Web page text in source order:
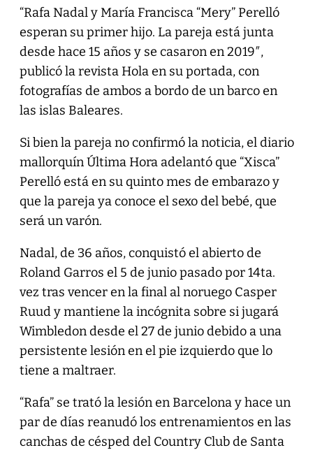
“Rafa Nadal y María Francisca “Mery” Perelló
esperan su primer hijo. La pareja está junta
desde hace 15 años y se casaron en 2019″,
publicó la revista Hola en su portada, con
fotografías de ambos a bordo de un barco en
las islas Baleares.
Si bien la pareja no confirmó la noticia, el diario
mallorquín Última Hora adelantó que “Xisca”
Perelló está en su quinto mes de embarazo y
que la pareja ya conoce el sexo del bebé, que
será un varón.
Nadal, de 36 años, conquistó el abierto de
Roland Garros el 5 de junio pasado por 14ta.
vez tras vencer en la final al noruego Casper
Ruud y mantiene la incógnita sobre si jugará
Wimbledon desde el 27 de junio debido a una
persistente lesión en el pie izquierdo que lo
tiene a maltraer.
“Rafa” se trató la lesión en Barcelona y hace un
par de días reanudó los entrenamientos en las
canchas de césped del Country Club de Santa